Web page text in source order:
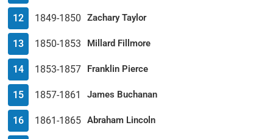
12 1849-1850 Zachary Taylor
13 1850-1853 Millard Fillmore
14 1853-1857 Franklin Pierce
15 1857-1861 James Buchanan
16 1861-1865 Abraham Lincoln